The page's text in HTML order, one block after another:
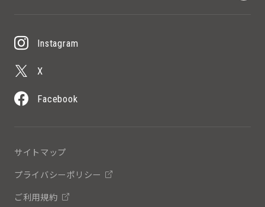
Instagram
X
Facebook
サイトマップ
プライバシーポリシー
ご利用規約